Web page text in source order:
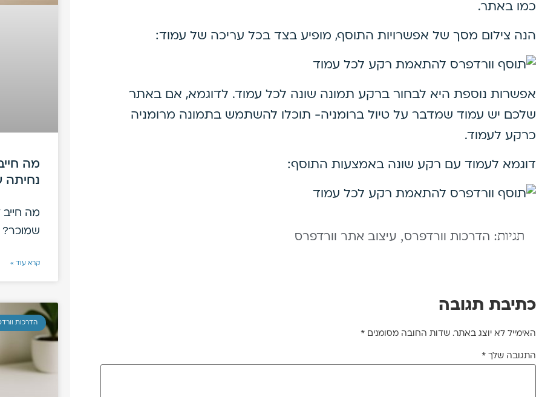
כמו באתר.
הנה צילום מסך של אפשרויות התוסף, מופיע בצד בכל עריכה של עמוד:
אפשרות נוספת היא לבחור ברקע תמונה שונה לכל עמוד. לדוגמא, אם באתר
שלכם יש עמוד שמדבר על טיול ברומניה- תוכלו להשתמש בתמונה מרומניה
כרקע לעמוד.
דוגמא לעמוד עם רקע שונה באמצעות התוסף:
תגיות: הדרכות וורדפרס, עיצוב אתר וורדפרס
כתיבת תגובה
האימייל לא יוצג באתר. שדות החובה מסומנים *
התגובה שלך *
מה
נחיתה
מה חייב
שמוכר?
קרא עוד »
הדרכות